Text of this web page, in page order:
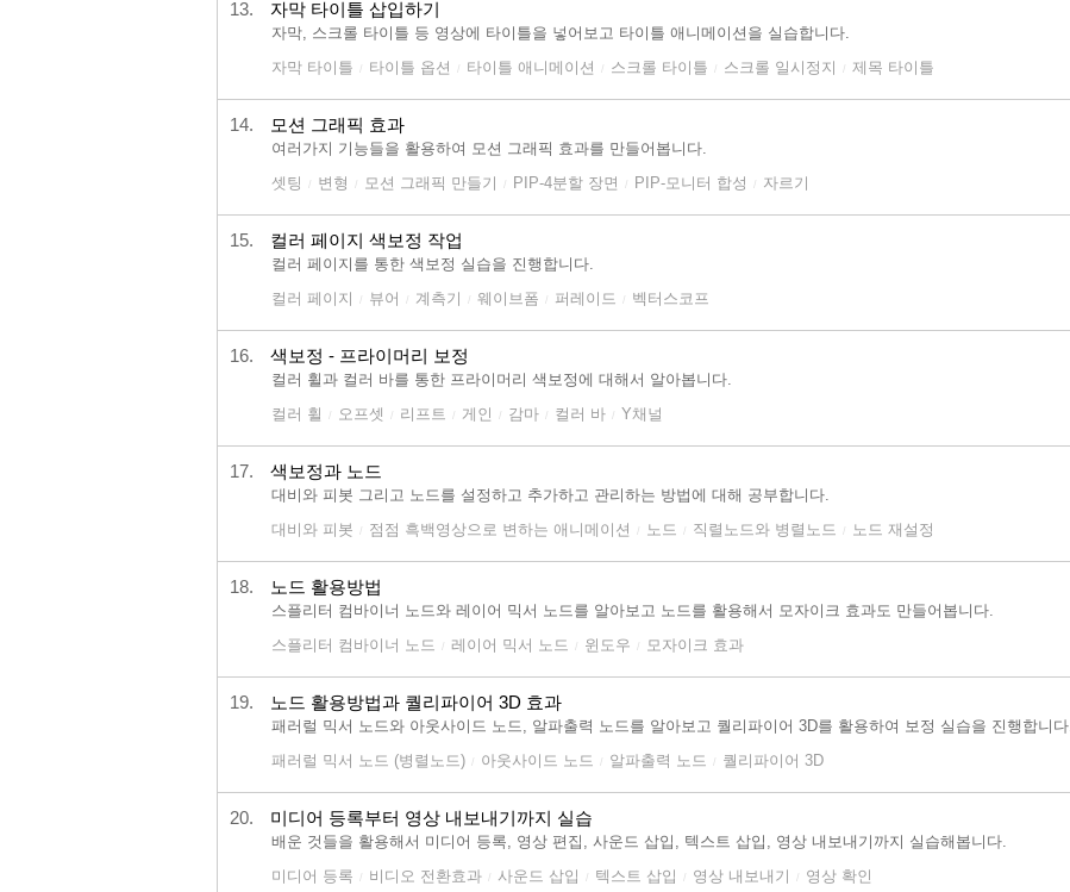
13. 자막 타이틀 삽입하기
자막, 스크롤 타이틀 등 영상에 타이틀을 넣어보고 타이틀 애니메이션을 실습합니다.
자막 타이틀
타이틀 옵션 타이틀 애니메이션 스크롤 타이틀 스크롤 일시정지 제목 타이틀
14. 모션 그래픽 효과
여러가지 기능들을 활용하여 모션 그래픽 효과를 만들어봅니다.
셋팅
변형 모션 그래픽 만들기 PIP-4분할 장면 PIP-모니터 합성 자르기
15. 컬러 페이지 색보정 작업
컬러 페이지를 통한 색보정 실습을 진행합니다.
컬러 페이지
뷰어 계측기 웨이브폼 퍼레이드 벡터스코프
16. 색보정 - 프라이머리 보정
컬러 휠과 컬러 바를 통한 프라이머리 색보정에 대해서 알아봅니다.
컬러 휠
오프셋 리프트 게인 감마 컬러 바 Y채널
17. 색보정과 노드
대비와 피봇 그리고 노드를 설정하고 추가하고 관리하는 방법에 대해 공부합니다.
대비와 피봇
점점 흑백영상으로 변하는 애니메이션 노드 직렬노드와 병렬노드 노드 재설정
18. 노드 활용방법
스플리터 컴바이너 노드와 레이어 믹서 노드를 알아보고 노드를 활용해서 모자이크 효과도 만들어봅니다.
스플리터 컴바이너 노드
레이어 믹서 노드 윈도우 모자이크 효과
19. 노드 활용방법과 퀄리파이어 3D 효과
패러럴 믹서 노드와 아웃사이드 노드, 알파출력 노드를 알아보고 퀄리파이어 3D를 활용하여 보정 실습을 진행합니다.
패러럴 믹서 노드 (병렬노드)
아웃사이드 노드 알파출력 노드 퀄리파이어 3D
20. 미디어 등록부터 영상 내보내기까지 실습
배운 것들을 활용해서 미디어 등록, 영상 편집, 사운드 삽입, 텍스트 삽입, 영상 내보내기까지 실습해봅니다.
미디어 등록
비디오 전환효과 사운드 삽입 텍스트 삽입 영상 내보내기 영상 확인